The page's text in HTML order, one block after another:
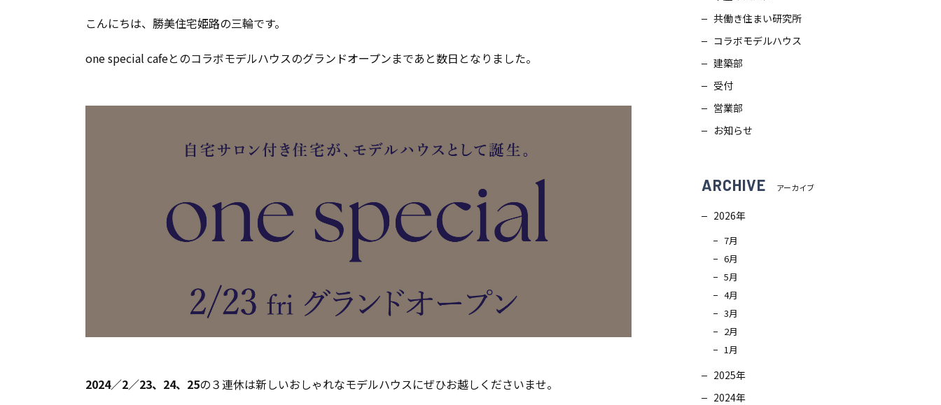
断熱・気密性能と快適性
経営理念・会社案内 ソーシャルメディアポリシー
サイトマップ
こんにちは、勝美住宅姫路の三輪です。
one special cafeとのコラボモデルハウスのグランドオープンまであと数日となりました。
2024／2／23、24、25の３連休は新しいおしゃれなモデルハウスにぜひお越しくださいませ。
共働き住まい研究所
コラボモデルハウス
建築部
受付
営業部
お知らせ
ARCHIVE アーカイブ
2026年
7月
6月
5月
4月
3月
2月
1月
2025年
2024年